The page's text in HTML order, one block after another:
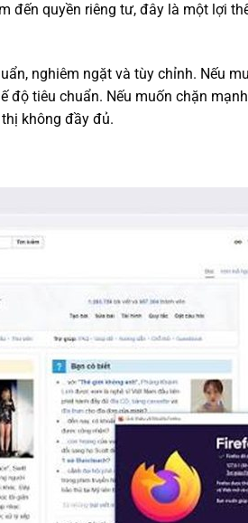
đến quyền riêng tư, đây là một lợi
nghiêm ngặt và tùy chỉnh. Nếu
độ tiêu chuẩn. Nếu muốn chặn
không đầy đủ.